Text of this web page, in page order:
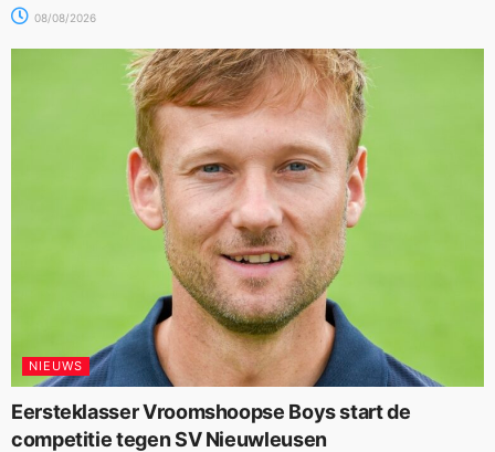
08/08/2026
NIEUWS
Eersteklasser Vroomshoopse Boys start de
competitie tegen SV Nieuwleusen